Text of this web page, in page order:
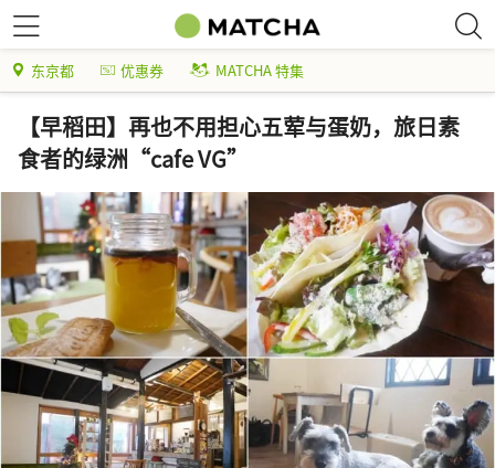
东京都 优惠券 MATCHA 特集
【早稻田】再也不用担心五荤与蛋奶，旅日素
食者的绿洲“cafe VG”